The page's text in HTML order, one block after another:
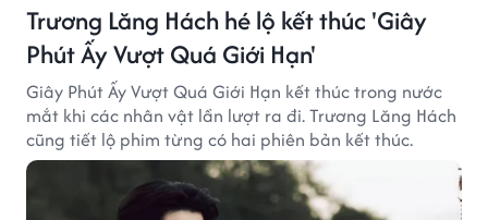
Trương Lăng Hách hé lộ kết thúc 'Giây
Phút Ấy Vượt Quá Giới Hạn'
Giây Phút Ấy Vượt Quá Giới Hạn kết thúc trong nước
mắt khi các nhân vật lần lượt ra đi. Trương Lăng Hách
cũng tiết lộ phim từng có hai phiên bản kết thúc.